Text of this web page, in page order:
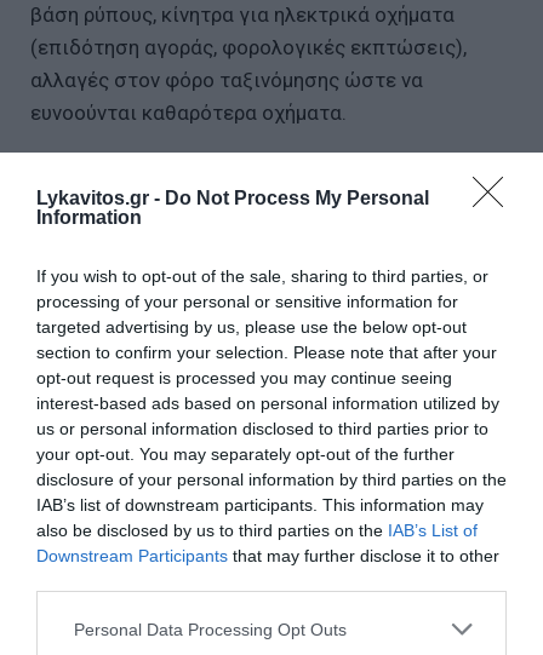
Lykavitos.gr - Do Not Process My Personal
Information
If you wish to opt-out of the sale, sharing to third parties, or
processing of your personal or sensitive information for
targeted advertising by us, please use the below opt-out
section to confirm your selection. Please note that after your
opt-out request is processed you may continue seeing
interest-based ads based on personal information utilized by
us or personal information disclosed to third parties prior to
your opt-out. You may separately opt-out of the further
disclosure of your personal information by third parties on the
IAB’s list of downstream participants. This information may
also be disclosed by us to third parties on the IAB’s List of
Downstream Participants that may further disclose it to other
Please note that this website/app uses one or more Google
Personal Data Processing Opt Outs
βάση ρύπους, κίνητρα για ηλεκτρικά οχήματα
(επιδότηση αγοράς, φορολογικές εκπτώσεις),
αλλαγές στον φόρο ταξινόμησης ώστε να
ευνοούνται καθαρότερα οχήματα.
Ελλάδα διαθέτει έναν από τους πιο γερασμένους
επιβαρύνει τις εκπομπές και ενισχύει την ανάγκη
για παρεμβάσεις.
Πιερρακάκης: Η ρήτρα διαφυγής δημιουργεί
δημοσιονομικό χώρο για στρατηγικές επενδύσεις
στην Ευρώπη
Ιστορικό ορόσημο: Η Κομισιόν αφαιρεί την
Ελλάδα από τη λίστα των χωρών με
Μακροοικονομικές Ανισορροπίες
«Νταντάδες της Γειτονιάς»: Άνοιξε η πλατφόρμα